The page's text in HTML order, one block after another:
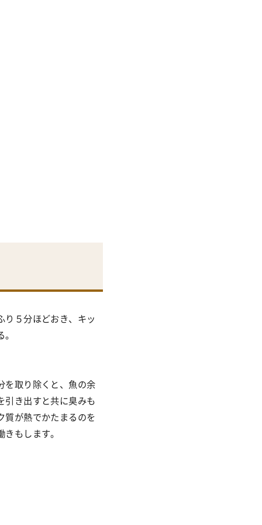
り５分ほどおき、キッ
を取り除くと、魚の余
引き出すと共に臭みも
質が熱でかたまるのを
もします。